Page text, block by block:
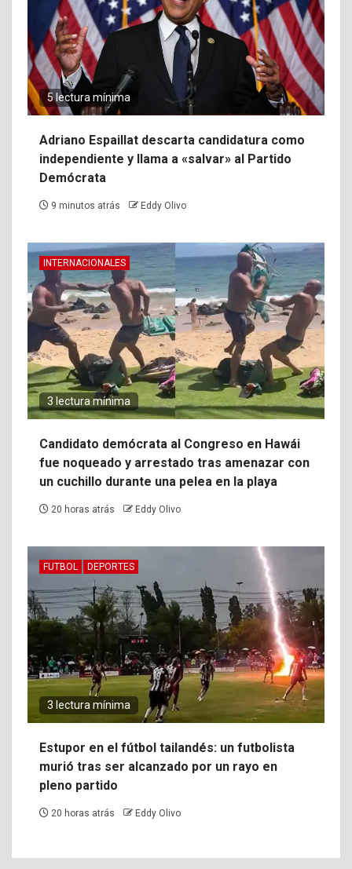
5 lectura mínima
Adriano Espaillat descarta candidatura como
independiente y llama a «salvar» al Partido
Demócrata
9 minutos atrás Eddy Olivo
INTERNACIONALES
3 lectura mínima
Candidato demócrata al Congreso en Hawái
fue noqueado y arrestado tras amenazar con
un cuchillo durante una pelea en la playa
20 horas atrás Eddy Olivo
FUTBOL DEPORTES
3 lectura mínima
Estupor en el fútbol tailandés: un futbolista
murió tras ser alcanzado por un rayo en
pleno partido
20 horas atrás Eddy Olivo